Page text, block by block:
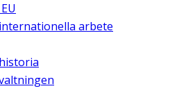
arbete